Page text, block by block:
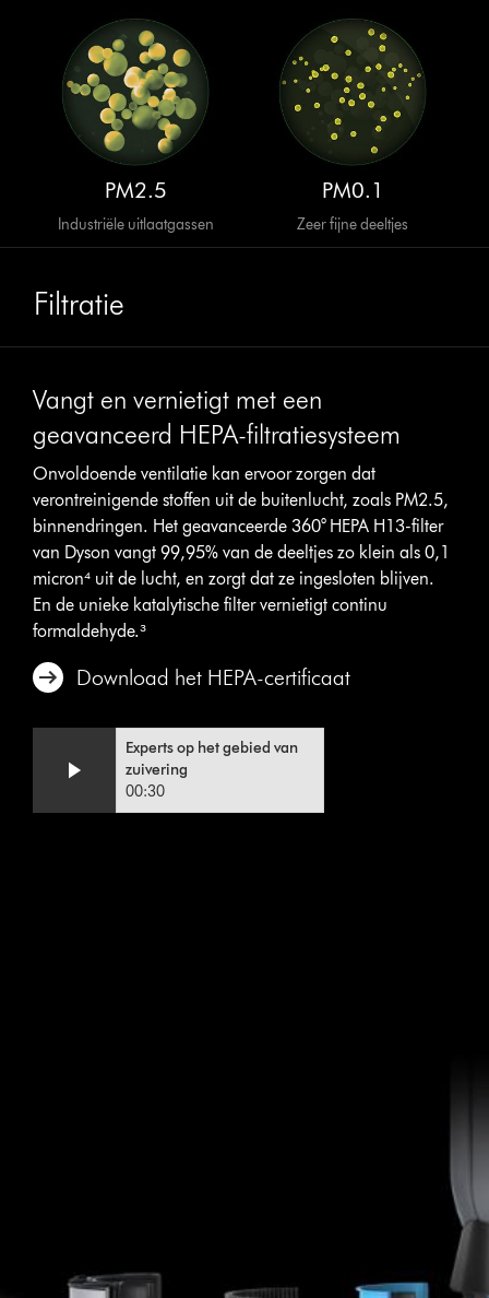
PM2.5
Industriële uitlaatgassen
PM0.1
Zeer fijne deeltjes
Filtratie
Vangt en vernietigt met een
geavanceerd HEPA-filtratiesysteem
Onvoldoende ventilatie kan ervoor zorgen dat
verontreinigende stoffen uit de buitenlucht, zoals PM2.5,
binnendringen. Het geavanceerde 360° HEPA H13-filter
van Dyson vangt 99,95% van de deeltjes zo klein als 0,1
micron⁴ uit de lucht, en zorgt dat ze ingesloten blijven.
En de unieke katalytische filter vernietigt continu
formaldehyde.³
Download het HEPA-certificaat
Experts op het gebied van
zuivering
00:30